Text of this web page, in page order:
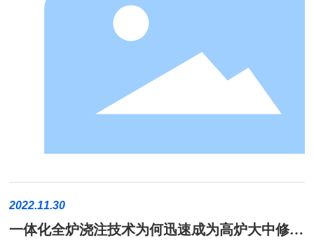
度提高铁口衬体材料的强度和致密度，抵抗铁水环流的冲刷，增大抗
刷复合材料代替传统的风口组合砖，快速形成渣皮，延长风口区耐材
强复合材料代替传统的Si4N3-SiC镶砖，韧性大，强度高，耐渣铁侵
全炉浇注 山东某钢厂2800m³高炉一体化全炉浇注 山东某钢厂3000m³
2022.11.30
一体化全炉浇注技术为何迅速成为高炉大中修的